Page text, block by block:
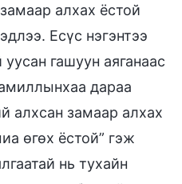
алхах ёстой
Есүс нэгэнтээ
гашуун аяганаас
дараа
алхсан замаар алхах
өгөх ёстой” гэж
нь тухайн